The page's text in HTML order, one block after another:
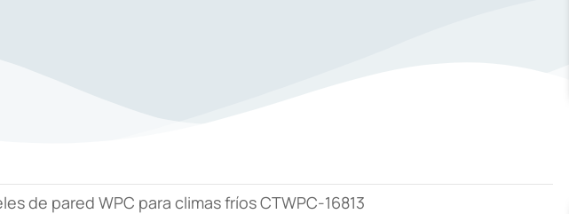
de pared WPC para climas fríos CTWPC-16813